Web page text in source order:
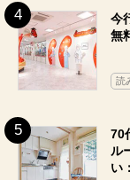
今
無
読
70
ル
い